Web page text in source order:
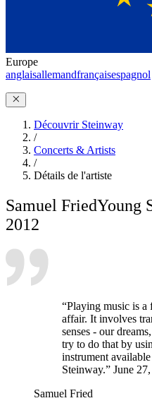
Europe
anglaisallemandfrançaisespagnol
Découvrir Steinway
/
Concerts & Artists
/
Détails de l'artiste
Samuel FriedYoung
2012
“Playing music is
affair. It involves
senses - our
try to do that by
instrument
Steinway.” June
Samuel Fried